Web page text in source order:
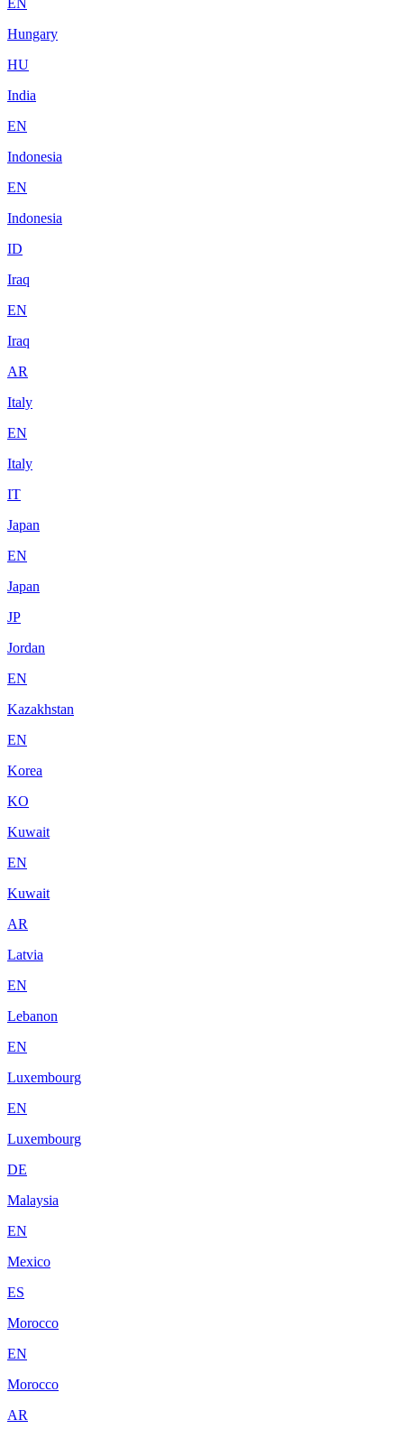
Hungary
HU
India
EN
Indonesia
EN
Indonesia
ID
Iraq
EN
Iraq
AR
Italy
EN
Italy
IT
Japan
EN
Japan
JP
Jordan
EN
Kazakhstan
EN
Korea
KO
Kuwait
EN
Kuwait
AR
Latvia
EN
Lebanon
EN
Luxembourg
EN
Luxembourg
DE
Malaysia
EN
Mexico
ES
Morocco
EN
Morocco
AR